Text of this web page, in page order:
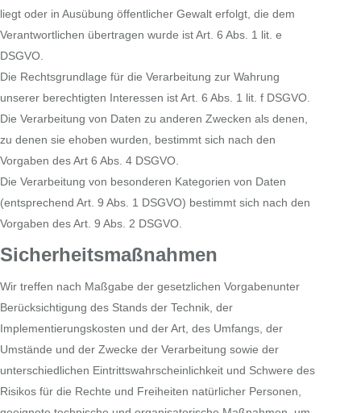
liegt oder in Ausübung öffentlicher Gewalt erfolgt, die dem
Verantwortlichen übertragen wurde ist Art. 6 Abs. 1 lit. e
DSGVO.
Die Rechtsgrundlage für die Verarbeitung zur Wahrung
unserer berechtigten Interessen ist Art. 6 Abs. 1 lit. f DSGVO.
Die Verarbeitung von Daten zu anderen Zwecken als denen,
zu denen sie ehoben wurden, bestimmt sich nach den
Vorgaben des Art 6 Abs. 4 DSGVO.
Die Verarbeitung von besonderen Kategorien von Daten
(entsprechend Art. 9 Abs. 1 DSGVO) bestimmt sich nach den
Vorgaben des Art. 9 Abs. 2 DSGVO.
Sicherheitsmaßnahmen
Wir treffen nach Maßgabe der gesetzlichen Vorgabenunter
Berücksichtigung des Stands der Technik, der
Implementierungskosten und der Art, des Umfangs, der
Umstände und der Zwecke der Verarbeitung sowie der
unterschiedlichen Eintrittswahrscheinlichkeit und Schwere des
Risikos für die Rechte und Freiheiten natürlicher Personen,